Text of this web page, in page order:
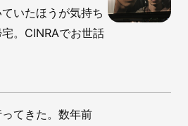
いたほうが気持ち
。CINRAでお世話
てきた。数年前